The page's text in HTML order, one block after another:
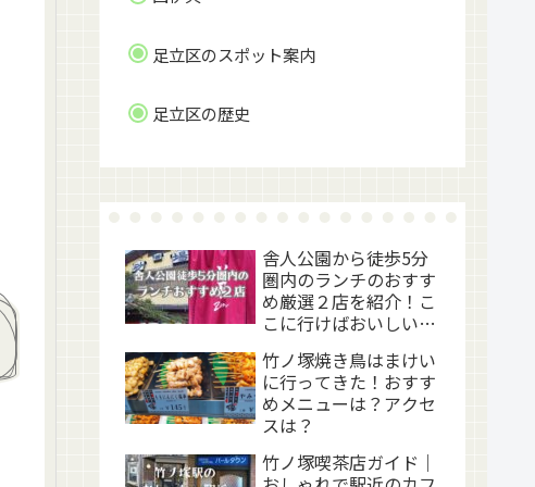
足立区のスポット案内
足立区の歴史
舎人公園から徒歩5分
圏内のランチのおすす
め厳選２店を紹介！こ
こに行けばおいしい昼
ビューとメニュー
竹ノ塚焼き鳥はまけい
に行ってきた！おすす
めメニューは？アクセ
スは？
竹ノ塚喫茶店ガイド｜